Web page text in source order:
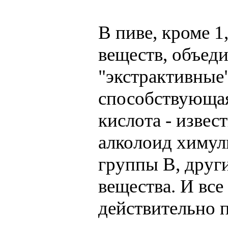
В пиве, кроме
веществ,
кислота -
алколоид
группы В,
вещества. И
действительно